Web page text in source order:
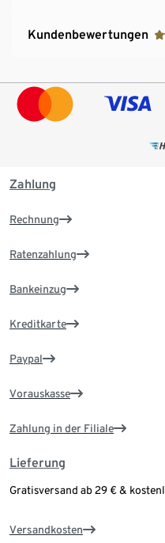
Kundenbewertungen
Zahlung
Rechnung
Ratenzahlung
Bankeinzug
Kreditkarte
Paypal
Vorauskasse
Zahlung in der Filiale
Lieferung
Gratisversand ab 29 € &
Versandkosten